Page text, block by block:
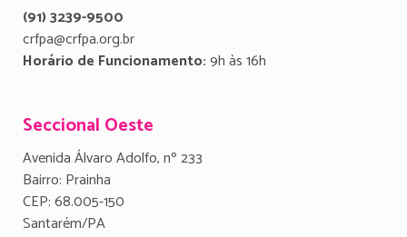
(91) 3239-9500
crfpa@crfpa.org.br
Horário de Funcionamento:9h às 16h
Seccional Oeste
Avenida Álvaro Adolfo, nº 233
Bairro: Prainha
CEP: 68.005-150
Santarém/PA